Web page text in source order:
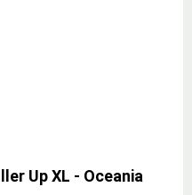
Up XL - Oceania